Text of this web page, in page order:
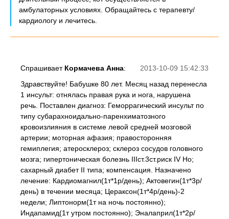
амбулаторных условиях. Обращайтесь с терапевту/
кардиологу и лечитесь.
2013-10-09 15:42:33
Спрашивает Кормачева Анна:
Здравствуйте! Бабушке 80 лет. Месяц назад перенесла
1 инсульт: отнялась правая рука и нога, нарушена
речь. Поставлен диагноз: Геморрагический инсульт по
типу субарахноидально-паренхиматозного
кровоизлияния в системе левой средней мозговой
артерии; моторная афазия; правосторонняя
гемиплегия; атеросклероз; склероз сосудов головного
мозга; гипертоническая болезнь IIIст.3ст.риск IV Но;
сахарный диабет II типа; компенсация. Назначено
лечение: Кардиомагнил(1т*1р/день); Актовегин(1т*3р/
день) в течении месяца; Цераксон(1т*4р/день)-2
недели; Липтонорм(1т на ночь постоянно);
Индапамид(1т утром постоянно); Эналаприл(1т*2р/